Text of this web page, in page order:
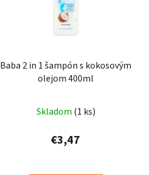
Baba 2 in 1 šampón s kokosovým
olejom 400ml
Skladom (1 ks)
€3,47